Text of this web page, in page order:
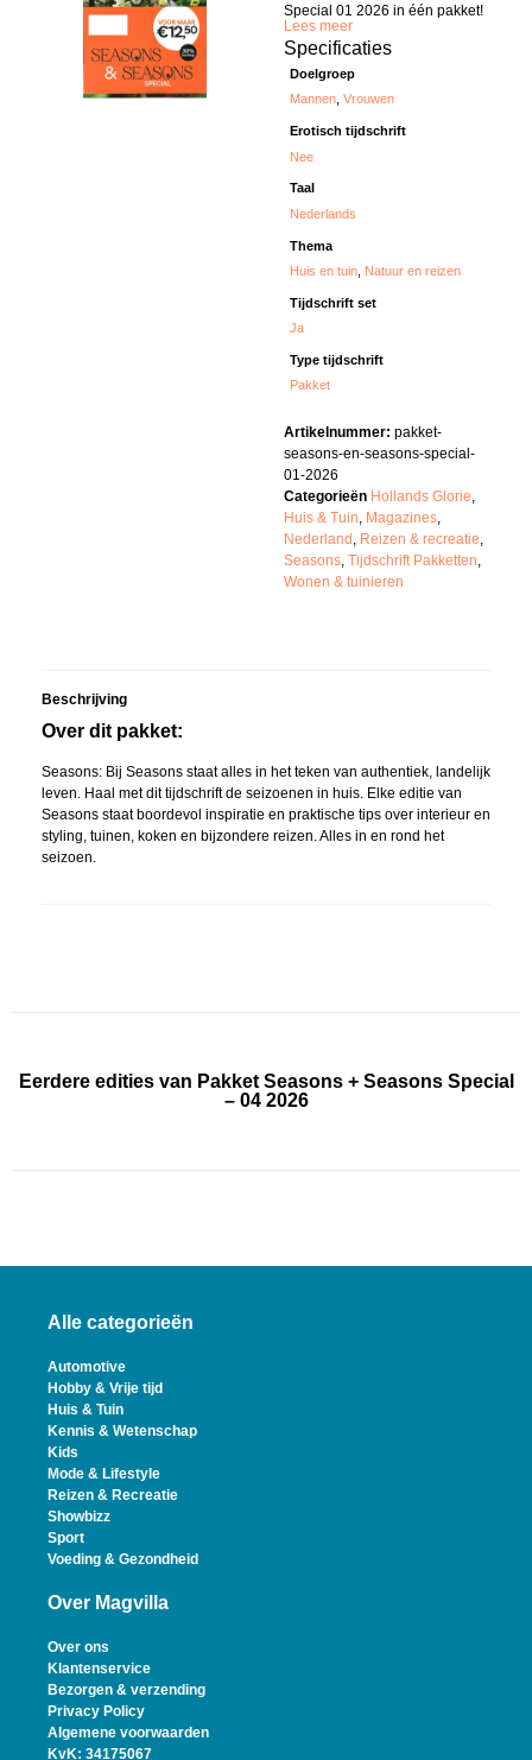
Special 01 2026 in één pakket!
Lees meer
Specificaties
Doelgroep
Mannen,Vrouwen
Erotisch tijdschrift
Nee
Taal
Nederlands
Thema
Huis en tuin Natuur en reizen
Tijdschrift set
Ja
Type tijdschrift
Pakket
Artikelnummer: pakket-
seasons-en-seasons-special-
01-2026
Categorieën Hollands Glorie,
Huis & Tuin, Magazines,
Nederland , Reizen & recreatie,
Seasons, Tijdschrift Pakketten,
Wonen & tuinieren
Beschrijving
Over dit pakket:
Seasons: Bij Seasons staat alles in het teken van authentiek, landelijk
leven. Haal met dit tijdschrift de seizoenen in huis. Elke editie van
Seasons staat boordevol inspiratie en praktische tips over interieur en
styling, tuinen, koken en bijzondere reizen. Alles in en rond het
seizoen.
Eerdere edities van Pakket Seasons + Seasons Special
– 04 2026
Alle categorieën
Automotive
Hobby & Vrije tijd
Huis & Tuin
Kennis & Wetenschap
Kids
Mode & Lifestyle
Reizen & Recreatie
Showbizz
Sport
Voeding & Gezondheid
Over Magvilla
Over ons
Klantenservice
Bezorgen & verzending
Privacy Policy
Algemene voorwaarden
KvK: 34175067